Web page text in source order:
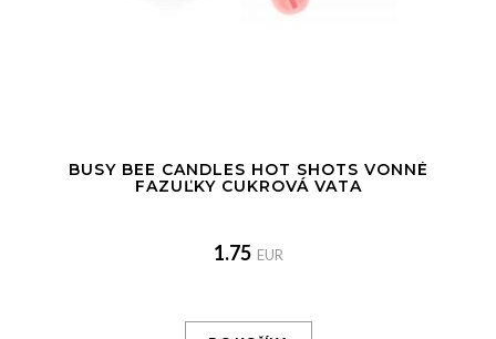
BUSY BEE CANDLES HOT SHOTS VONNÉ
FAZUĽKY CUKROVÁ VATA
1.75 EUR